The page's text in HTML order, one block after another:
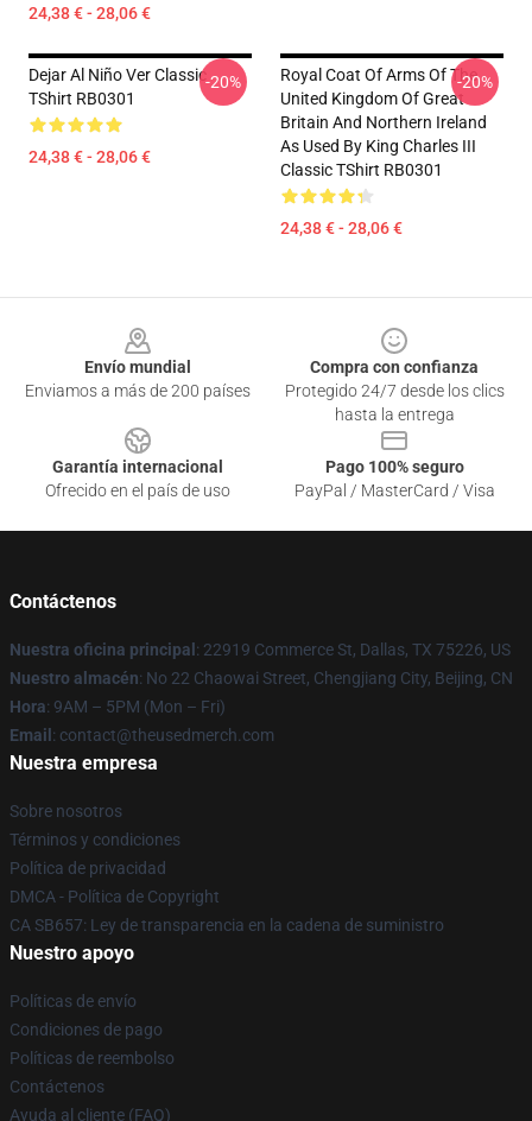
24,38 € - 28,06 €
Dejar Al Niño Ver Classic
TShirt RB0301
24,38 € - 28,06 €
-20%
Royal Coat Of Arms Of The
United Kingdom Of Great
Britain And Northern Ireland
As Used By King Charles III
Classic TShirt RB0301
24,38 € - 28,06 €
-20%
Envío mundial
Enviamos a más de 200 países
Compra con confianza
Protegido 24/7 desde los clics
hasta la entrega
Garantía internacional
Ofrecido en el país de uso
Pago 100% seguro
PayPal / MasterCard / Visa
Contáctenos
Nuestra oficina principal : 22919 Commerce St, Dallas, TX 75226, US
Nuestro almacén: No 22 Chaowai Street, Chengjiang City, Beijing, CN
Hora: 9AM – 5PM (Mon – Fri)
Email : contact@theusedmerch.com
Nuestra empresa
Sobre nosotros
Términos y condiciones
Política de privacidad
DMCA - Política de Copyright
CA SB657: Ley de transparencia en la cadena de suministro
Nuestro apoyo
Políticas de envío
Condiciones de pago
Políticas de reembolso
Contáctenos
Ayuda al cliente (FAQ)